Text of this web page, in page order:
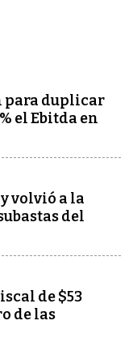
para duplicar
el Ebitda en
volvió a la
del
de $53
de las